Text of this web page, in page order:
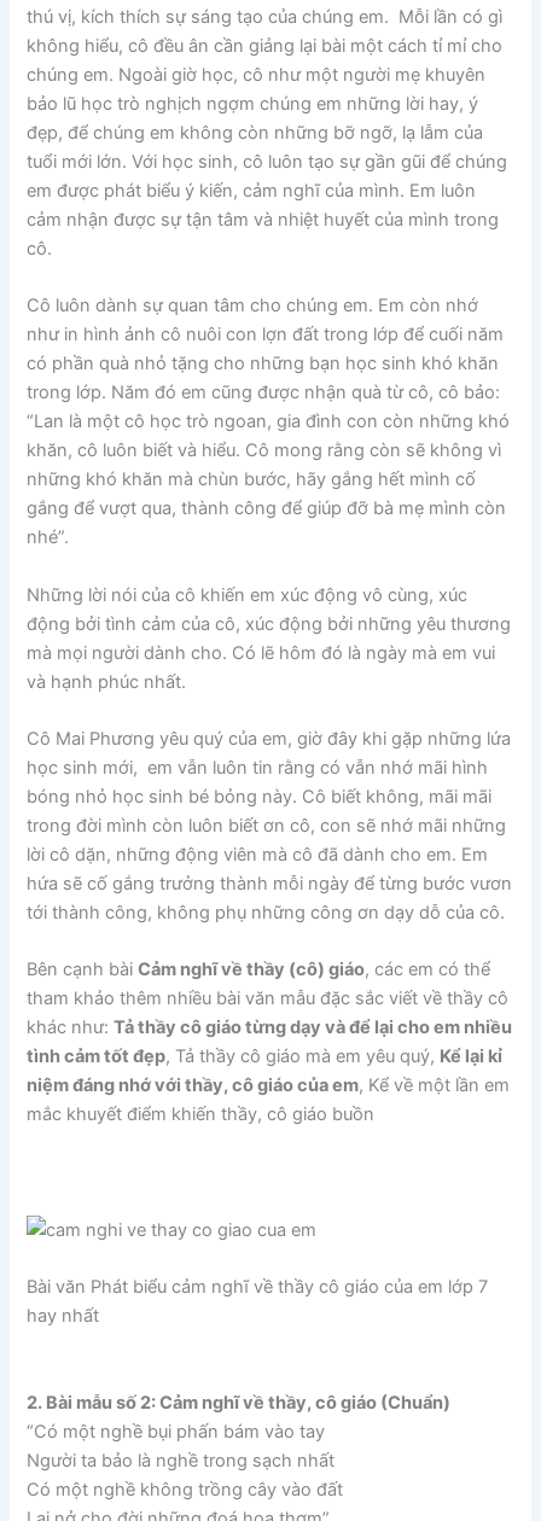
thú vị, kích thích sự sáng tạo của chúng em. Mỗi lần có gì
không hiểu, cô đều ân cần giảng lại bài một cách tỉ mỉ cho
chúng em. Ngoài giờ học, cô như một người mẹ khuyên
bảo lũ học trò nghịch ngợm chúng em những lời hay, ý
đẹp, để chúng em không còn những bỡ ngỡ, lạ lẫm của
tuổi mới lớn. Với học sinh, cô luôn tạo sự gần gũi để chúng
em được phát biểu ý kiến, cảm nghĩ của mình. Em luôn
cảm nhận được sự tận tâm và nhiệt huyết của mình trong
cô.
Cô luôn dành sự quan tâm cho chúng em. Em còn nhớ
như in hình ảnh cô nuôi con lợn đất trong lớp để cuối năm
có phần quà nhỏ tặng cho những bạn học sinh khó khăn
trong lớp. Năm đó em cũng được nhận quà từ cô, cô bảo:
“Lan là một cô học trò ngoan, gia đình con còn những khó
khăn, cô luôn biết và hiểu. Cô mong rằng còn sẽ không vì
những khó khăn mà chùn bước, hãy gắng hết mình cố
gắng để vượt qua, thành công để giúp đỡ bà mẹ mình còn
nhé”.
Những lời nói của cô khiến em xúc động vô cùng, xúc
động bởi tình cảm của cô, xúc động bởi những yêu thương
mà mọi người dành cho. Có lẽ hôm đó là ngày mà em vui
và hạnh phúc nhất.
Cô Mai Phương yêu quý của em, giờ đây khi gặp những lứa
học sinh mới, em vẫn luôn tin rằng có vẫn nhớ mãi hình
bóng nhỏ học sinh bé bỏng này. Cô biết không, mãi mãi
trong đời mình còn luôn biết ơn cô, con sẽ nhớ mãi những
lời cô dặn, những động viên mà cô đã dành cho em. Em
hứa sẽ cố gắng trưởng thành mỗi ngày để từng bước vươn
tới thành công, không phụ những công ơn dạy dỗ của cô.
Bên cạnh bàiCảm nghĩ về thầy (cô) giáo, các em có thể
tham khảo thêm nhiều bài văn mẫu đặc sắc viết về thầy cô
khác như:Tả thầy cô giáo từng dạy và để lại cho em nhiều
tình cảm tốt đẹp, Tả thầy cô giáo mà em yêu quý, Kể lại kỉ
niệm đáng nhớ với thầy, cô giáo của em, Kể về một lần em
mắc khuyết điểm khiến thầy, cô giáo buồn
Bài văn Phát biểu cảm nghĩ về thầy cô giáo của em lớp 7
hay nhất
2. Bài mẫu số 2: Cảm nghĩ về thầy, cô giáo (Chuẩn)
“Có một nghề bụi phấn bám vào tay
Người ta bảo là nghề trong sạch nhất
Có một nghề không trồng cây vào đất